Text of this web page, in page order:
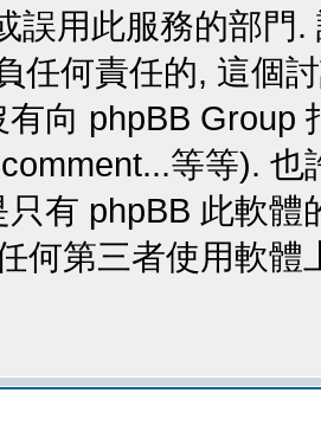
誤用此服務的部門
任何責任的, 這個
向 phpBB Group
等等).
有 phpBB 此軟
何第三者使用軟